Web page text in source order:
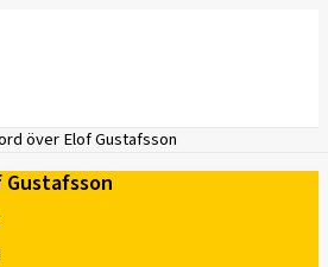
över Elof Gustafsson